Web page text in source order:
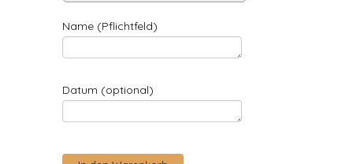
Name (Pflichtfeld)
Datum (optional)